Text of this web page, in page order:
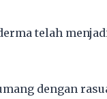
telah
dengan